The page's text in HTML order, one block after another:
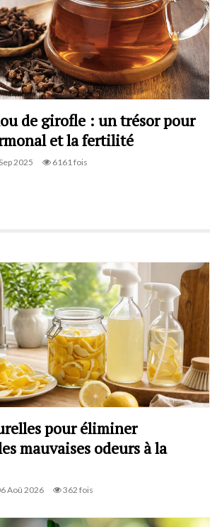
de girofle : un trésor pour
et la fertilité
2025 6161 fois
pour éliminer
mauvaises odeurs à la
Aoû 2026 362 fois